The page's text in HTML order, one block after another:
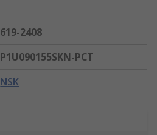
619-2408
P1U090155SKN-PCT
NSK